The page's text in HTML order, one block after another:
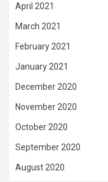
April 2021
March 2021
February 2021
January 2021
December 2020
November 2020
October 2020
September 2020
August 2020